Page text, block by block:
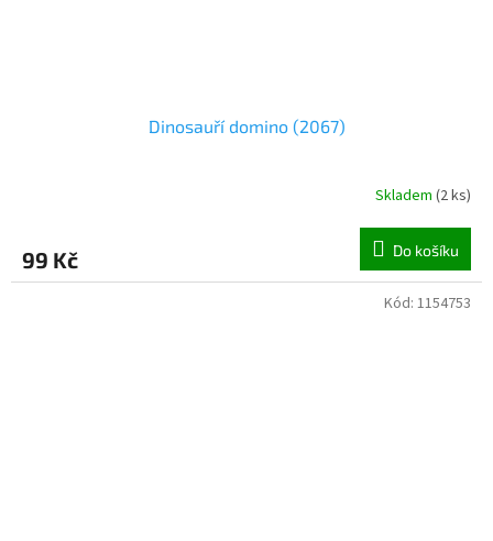
Dinosauří domino (2067)
Skladem (2 ks)
99 Kč Do košíku
Kód: 1154753